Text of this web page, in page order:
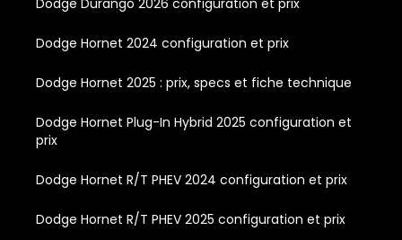
Dodge Durango 2026 configuration et prix
Dodge Hornet 2024 configuration et prix
Dodge Hornet 2025 : prix, specs et fiche technique
Dodge Hornet Plug-In Hybrid 2025 configuration et
prix
Dodge Hornet R/T PHEV 2024 configuration et prix
Dodge Hornet R/T PHEV 2025 configuration et prix